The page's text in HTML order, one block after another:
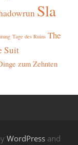
Sla
Tage des Ruins The
Suit
zum Zehnten
WordPress and